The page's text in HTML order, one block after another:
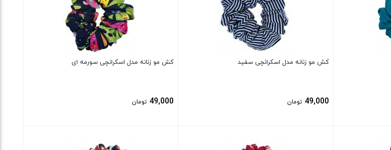
کش مو زنانه مدل اسکرانچی سفید
49,000 تومان
کش مو زنانه مدل اسکرانچی سورمه ای
49,000 تومان